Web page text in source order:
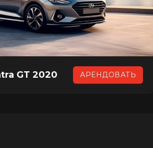
GT 2020 АРЕНДОВАТЬ